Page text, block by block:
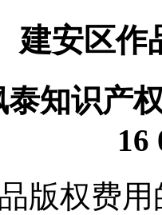
建安区作
知识产
16
版权费